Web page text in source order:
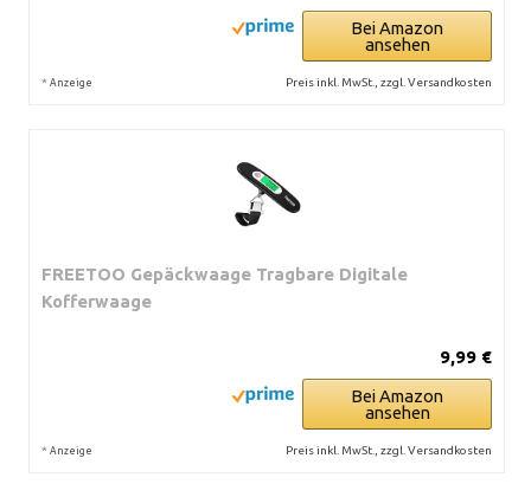
Bei Amazon
ansehen
* Anzeige Preis inkl. MwSt., zzgl. Versandkosten
FREETOO Gepäckwaage Tragbare Digitale
Kofferwaage
9,99 €
Bei Amazon
ansehen
* Anzeige Preis inkl. MwSt., zzgl. Versandkosten